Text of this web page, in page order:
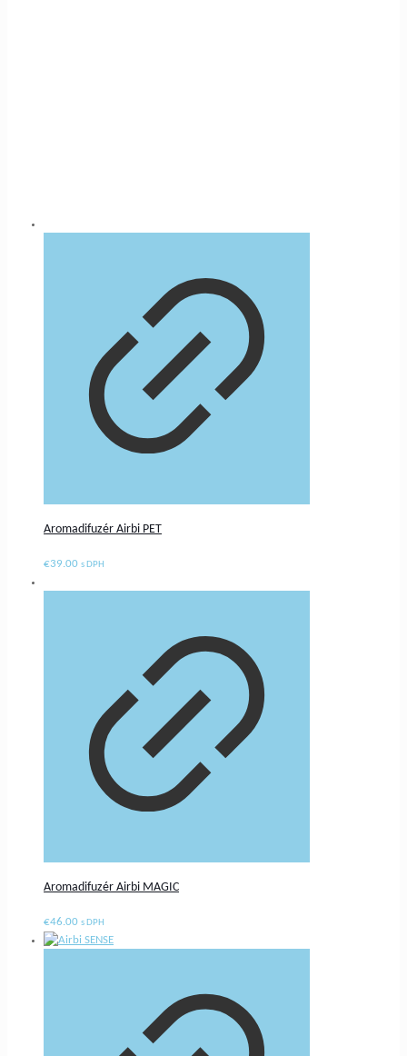
Aromadifuzér Airbi PET
€39.00 s DPH
Aromadifuzér Airbi MAGIC
€46.00 s DPH